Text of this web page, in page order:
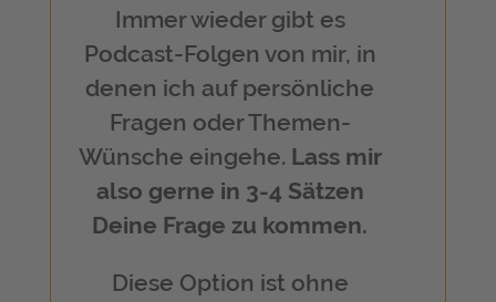
Immer wieder gibt es
Podcast-Folgen von mir, in
denen ich auf persönliche
Fragen oder Themen-
Wünsche eingehe. Lass mir
also gerne in 3-4 Sätzen
Deine Frage zu kommen.
Diese Option ist ohne